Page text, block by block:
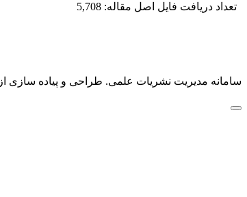
تعداد دریافت فایل اصل مقاله: 5,708
سامانه مدیریت نشریات علمی. طراحی و پیاده سازی از